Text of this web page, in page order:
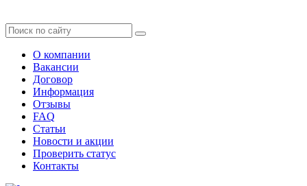
О компании
Вакансии
Договор
Информация
Отзывы
FAQ
Статьи
Новости и акции
Проверить статус
Контакты